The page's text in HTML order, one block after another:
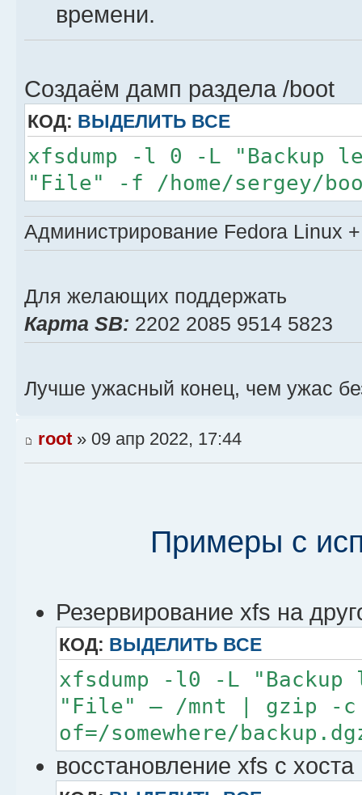
времени.
Создаём дамп раздела /boot
КОД: ВЫДЕЛИТЬ ВСЕ
xfsdump -l 0 -L "Backup
"File" -f /home/sergey/
Администрирование Fedora Linux
Для желающих поддержать
Карта SB: 2202 2085 9514 5823
Лучше ужасный конец, чем ужас
root » 09 апр 2022, 17:44
Примеры с
Резервирование xfs на
КОД: ВЫДЕЛИТЬ ВСЕ
xfsdump -l0 -L
"File" – /mnt | gzip -c
of=/somewhere/
восстановление xfs с хоста